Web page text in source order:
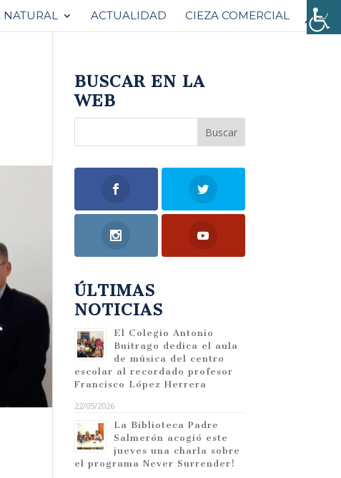
NATURAL ACTUALIDAD CIEZA COMERCIAL
BUSCAR EN LA
WEB
ÚLTIMAS
NOTICIAS
El Colegio Antonio
Buitrago dedica el aula
de música del centro
escolar al recordado profesor
Francisco López Herrera
22/05/2026
La Biblioteca Padre
Salmerón acogió este
jueves una charla sobre
el programa Never Surrender!